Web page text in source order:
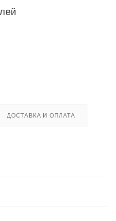
ДОСТАВКА И ОПЛАТА